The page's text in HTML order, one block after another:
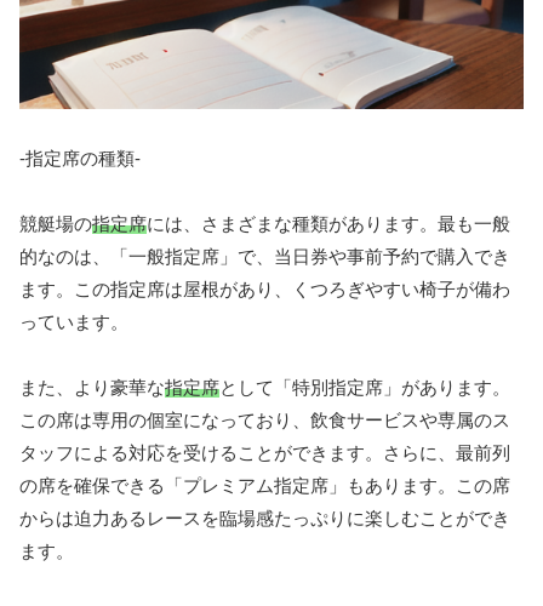
-指定席の種類-
競艇場の指定席には、さまざまな種類があります。最も一般
的なのは、「一般指定席」で、当日券や事前予約で購入でき
ます。この指定席は屋根があり、くつろぎやすい椅子が備わ
っています。
また、より豪華な指定席として「特別指定席」があります。
この席は専用の個室になっており、飲食サービスや専属のス
タッフによる対応を受けることができます。さらに、最前列
の席を確保できる「プレミアム指定席」もあります。この席
からは迫力あるレースを臨場感たっぷりに楽しむことができ
ます。